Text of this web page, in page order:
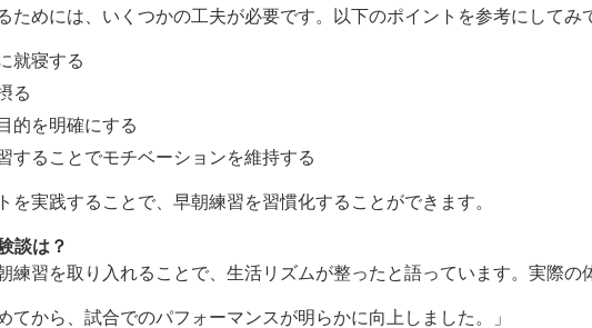
ためには、いくつかの工夫が必要です。以下のポイントを参考にしてみ
就寝する
る
的を明確にする
することでモチベーションを維持する
を実践することで、早朝練習を習慣化することができます。
談は？
練習を取り入れることで、生活リズムが整ったと語っています。実際の
てから、試合でのパフォーマンスが明らかに向上しました。」